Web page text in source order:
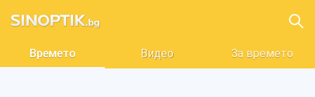
Времето Видео За времето